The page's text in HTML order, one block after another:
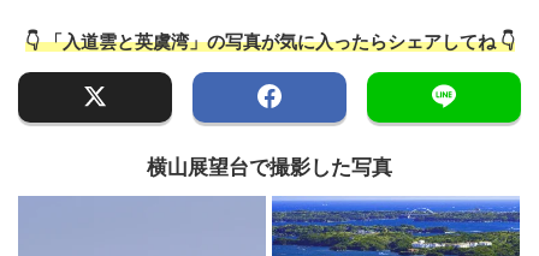
👇 「入道雲と英虞湾」の写真が気に入ったらシェアしてね 👇
横山展望台で撮影した写真